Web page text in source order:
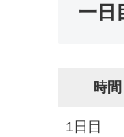
一日
時間
1日目